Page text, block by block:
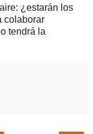
¿estarán los
colaborar
tendrá la